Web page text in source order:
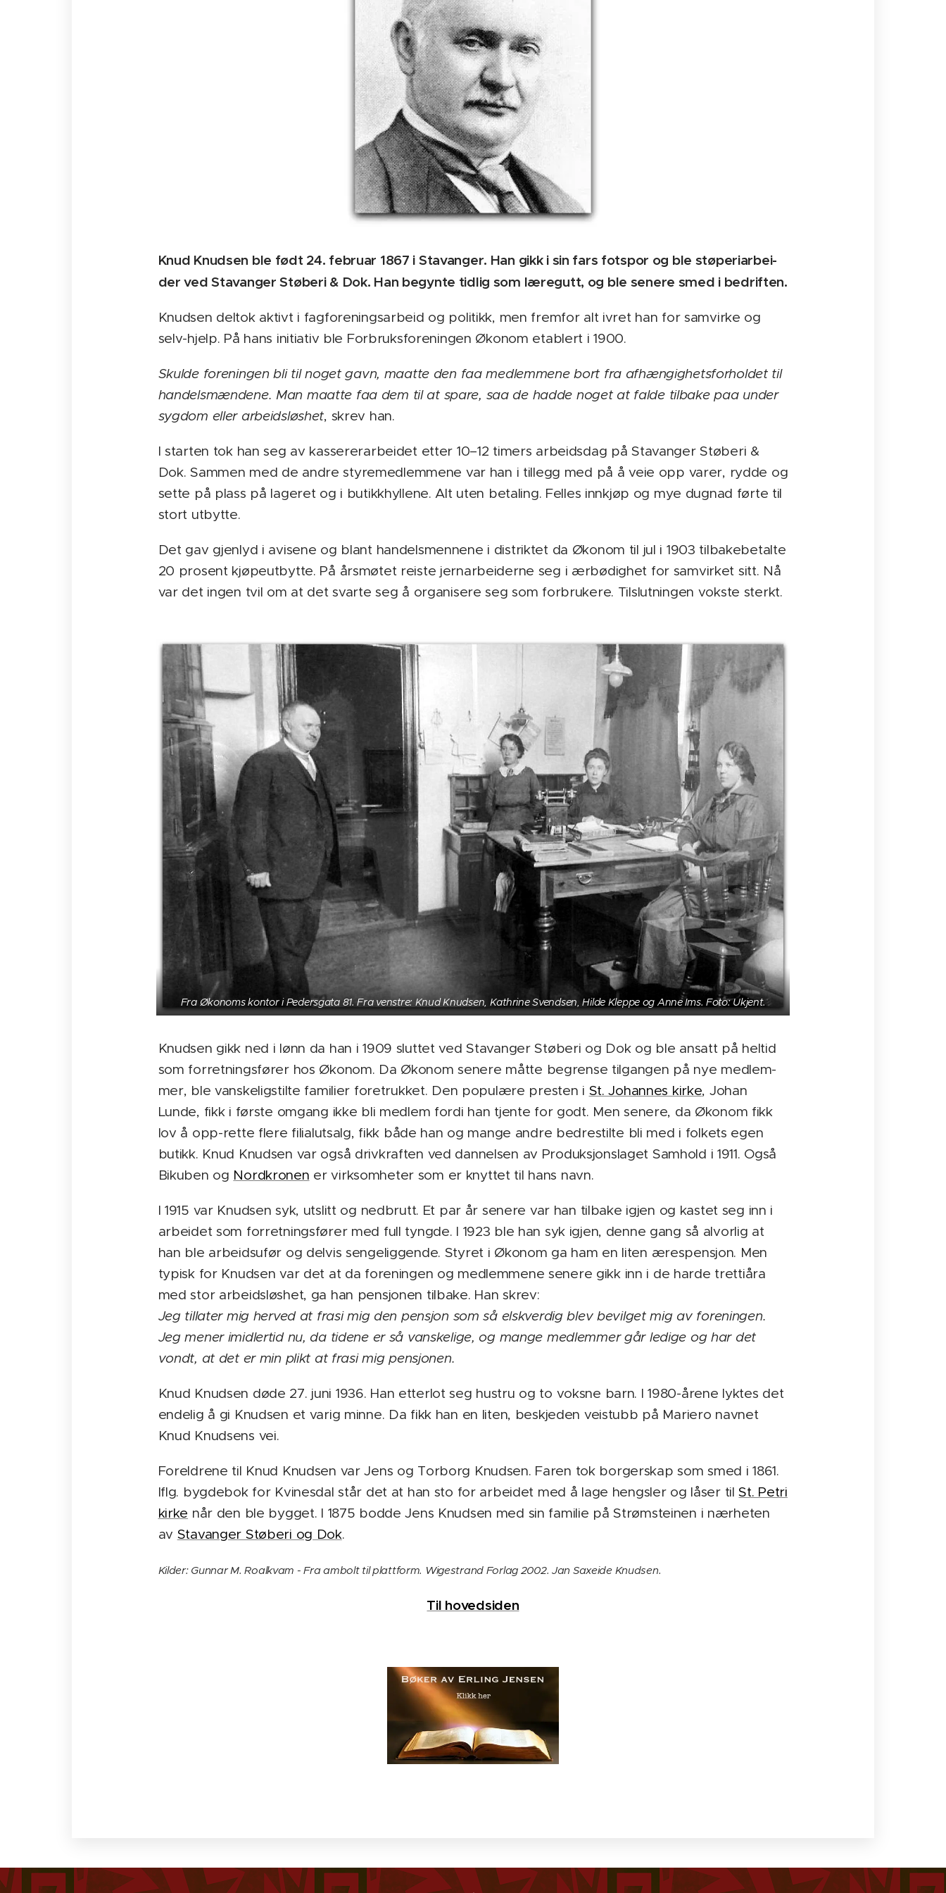
Knud Knudsen ble født 24. februar 1867 i Stavanger. Han gikk i sin fars fotspor og ble støperiarbei-
der ved Stavanger Støberi & Dok. Han begynte tidlig som læregutt, og ble senere smed i bedriften.
Knudsen deltok aktivt i fagforeningsarbeid og politikk, men fremfor alt ivret han for samvirke og
selv-hjelp. På hans initiativ ble Forbruksforeningen Økonom etablert i 1900.
Skulde foreningen bli til noget gavn, maatte den faa medlemmene bort fra afhængighetsforholdet til
handelsmændene. Man maatte faa dem til at spare, saa de hadde noget at falde tilbake paa under
sygdom eller arbeidsløshet, skrev han.
I starten tok han seg av kassererarbeidet etter 10–12 timers arbeidsdag på Stavanger Støberi &
Dok. Sammen med de andre styremedlemmene var han i tillegg med på å veie opp varer, rydde og
sette på plass på lageret og i butikkhyllene. Alt uten betaling. Felles innkjøp og mye dugnad førte til
stort utbytte.
Det gav gjenlyd i avisene og blant handelsmennene i distriktet da Økonom til jul i 1903 tilbakebetalte
20 prosent kjøpeutbytte. På årsmøtet reiste jernarbeiderne seg i ærbødighet for samvirket sitt. Nå
var det ingen tvil om at det svarte seg å organisere seg som forbrukere. Tilslutningen vokste sterkt.
Fra Økonoms kontor i Pedersgata 81. Fra venstre: Knud Knudsen, Kathrine Svendsen, Hilde Kleppe og Anne Ims. Foto: Ukjent.
Knudsen gikk ned i lønn da han i 1909 sluttet ved Stavanger Støberi og Dok og ble ansatt på heltid
som forretningsfører hos Økonom. Da Økonom senere måtte begrense tilgangen på nye medlem-
mer, ble vanskeligstilte familier foretrukket. Den populære presten i St. Johannes kirke, Johan
Lunde, fikk i første omgang ikke bli medlem fordi han tjente for godt. Men senere, da Økonom fikk
lov å opp-rette flere filialutsalg, fikk både han og mange andre bedrestilte bli med i folkets egen
butikk. Knud Knudsen var også drivkraften ved dannelsen av Produksjonslaget Samhold i 1911. Også
Bikuben og Nordkronen er virksomheter som er knyttet til hans navn.
I 1915 var Knudsen syk, utslitt og nedbrutt. Et par år senere var han tilbake igjen og kastet seg inn i
arbeidet som forretningsfører med full tyngde. I 1923 ble han syk igjen, denne gang så alvorlig at
han ble arbeidsufør og delvis sengeliggende. Styret i Økonom ga ham en liten ærespensjon. Men
typisk for Knudsen var det at da foreningen og medlemmene senere gikk inn i de harde trettiåra
med stor arbeidsløshet, ga han pensjonen tilbake. Han skrev:
Jeg tillater mig herved at frasi mig den pensjon som så elskverdig blev bevilget mig av foreningen.
Jeg mener imidlertid nu, da tidene er så vanskelige, og mange medlemmer går ledige og har det
vondt, at det er min plikt at frasi mig pensjonen.
Knud Knudsen døde 27. juni 1936. Han etterlot seg hustru og to voksne barn. I 1980-årene lyktes det
endelig å gi Knudsen et varig minne. Da fikk han en liten, beskjeden veistubb på Mariero navnet
Knud Knudsens vei.
Foreldrene til Knud Knudsen var Jens og Torborg Knudsen. Faren tok borgerskap som smed i 1861.
Iflg. bygdebok for Kvinesdal står det at han sto for arbeidet med å lage hengsler og låser tilSt. Petri
kirke når den ble bygget. I 1875 bodde Jens Knudsen med sin familie på Strømsteinen i nærheten
av Stavanger Støberi og Dok.
Kilder: Gunnar M. Roalkvam - Fra ambolt til plattform. Wigestrand Forlag 2002. Jan Saxeide Knudsen.
Til hovedsiden